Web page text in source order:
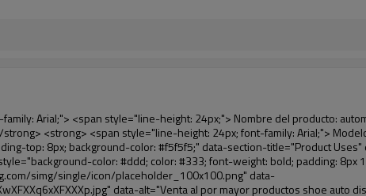
416.15pt;" valign="center"> <p> <span style="line-height: normal; font-family: arial, helvetica, sans-serif; font-size: 14px;"> El costo de nuestra película de PVC cubierta del zapato es económico que los tradicionales, el espesor es 28&mu;m </span> </p> <p> <span style="line-height: normal; font-family: arial, helvetica, sans-serif; font-size: 14px;"> Es más durable </span> </p> </td> </tr> <tr style="height: 52pt;" align="left"> <td valign="center"><p><span style="line-height: normal; font-weight: bold; font-family: arial, helvetica, sans-serif; color: #008000; font-size: 14px;">2. Gran capacidad</span></p></td> <td valign="center"> <p> <span style="line-height: normal; font-family: arial, helvetica, sans-serif; font-size: 14px;"> Un rollo de película puede hacer 500 pares cubierta del zapato, para otros máquina de la cubierta, </span> </p> <p> <span style="line-height: normal; font-family: arial, helvetica, sans-serif; font-size: 14px;"> La capacidad es de sólo 50-100 pares de zapatos cubierta </span> </p> </td> </tr> <tr style="height: 53pt;" align="left"> <td valign="center"><p><span style="line-height: normal; font-weight: bold; font-family: arial, helvetica, sans-serif; color: #008000; font-size: 14px;">3. Larga vida útil</span></p></td> <td valign="center"><p> <span style="line-height: normal; font-family: arial, helvetica, sans-serif; font-size: 14px;"> La desi </span> <span style="line-height: normal; font-family: arial, helvetica, sans-serif; font-size: 14px;"> GN vida es 300,000 veces </span> </p></td> </tr> <tr style="height: 51pt;" align="left"> <td valign="center"><p><span style="line-height: normal; font-weight: bold; font-family: arial, helvetica, sans-serif; color: #008000; font-size: 14px;">4. Conveniente</span></p></td> <td valign="center"><p> <span style="line-height: normal; font-family: arial, helvetica, sans-serif; font-size: 14px;"> Sólo se tarda unos 30 s para reemplazar el rollo de película, entonces se puede utilizar 1000 veces consecutivas. </span> </p></td> </tr> <tr style="height: 37.3pt;" align="left"> <td valign="center"><p><span style="line-height: normal; font-weight: bold; font-family: arial, helvetica, sans-serif; color: #008000; font-size: 14px;">5. Cómodo</span></p></td> <td valign="center"><p> <span style="line-height: normal; font-family: arial, helvetica, sans-serif; font-size: 14px;"> Es fácil de usar y cómodo de llevar. </span> </p></td> </tr> <tr style="height: 39.25pt;" align="left"> <td valign="center"><p><span style="line-height: normal; font-weight: bold; font-family: arial, helvetica, sans-serif; color: #008000; font-size: 14px;">6. Favorable al medio ambiente</span></p></td> <td valign="center"><p> <span style="line-height: normal; font-family: arial, helvetica, sans-serif; font-size: 14px;"> La película de PVC ha pasado el certificado rohs, es favorable al medio ambiente </span> </p></td> </tr> </tbody></table> <p>&nbsp;</p> </div> </div> <div id="ali-anchor-AliPostDhMb-nwpkf" style="padding-top: 8px;" data-section-title="Applicable Site" data-section="AliPostDhMb-nwpkf"> <div id="ali-title-AliPostDhMb-nwpkf" style="padding: 8px 0px; border-bottom-style: solid;"> <span style="background-color: #ddd; color: #333; font-weight: bold; padding: 8px 10px; line-height: 12px;"> Sitio Aplicable </span> </div> <div style="padding: 10px 0px;"><p>&nbsp; <em> <span style="line-height: normal; font-weight: bold; font-size: 12pt; font-family: Arial;